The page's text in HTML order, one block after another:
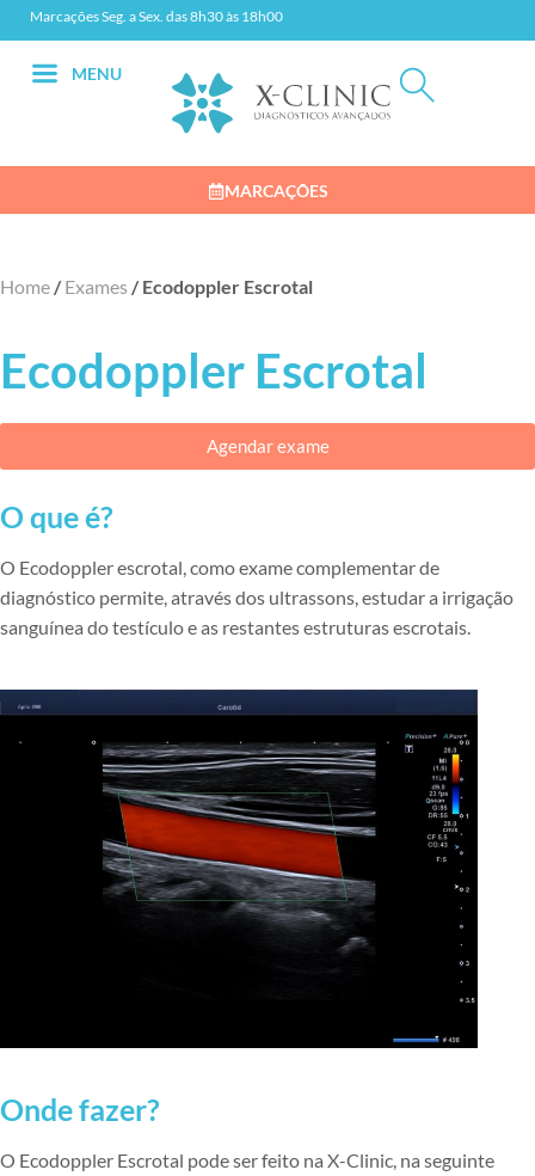
Marcações Seg. a Sex. das 8h30 às 18h00
MENU
MARCAÇÕES
Home /Exames /Ecodoppler Escrotal
Ecodoppler Escrotal
Agendar exame
O que é?
O Ecodoppler escrotal, como exame complementar de
diagnóstico permite, através dos ultrassons, estudar a irrigação
sanguínea do testículo e as restantes estruturas escrotais.
Onde fazer?
O Ecodoppler Escrotal pode ser feito na X-Clinic, na seguinte